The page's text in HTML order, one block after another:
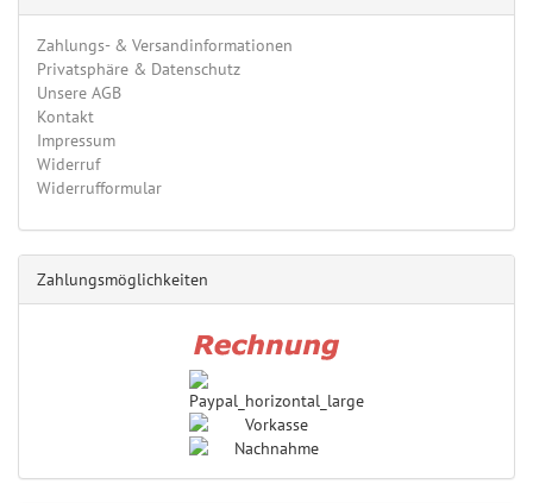
Zahlungs- & Versandinformationen
Privatsphäre & Datenschutz
Unsere AGB
Kontakt
Impressum
Widerruf
Widerrufformular
Zahlungsmöglichkeiten